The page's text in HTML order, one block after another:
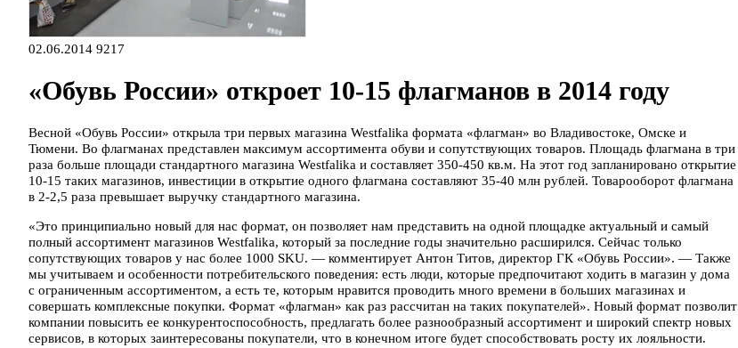
02.06.2014 9217
«Обувь России» откроет 10-15 флагманов в 2014 году
Весной «Обувь России» открыла три первых магазина Westfalika формата «флагман» во Владивостоке, Омске и
Тюмени. Во флагманах представлен максимум ассортимента обуви и сопутствующих товаров. Площадь флагмана в три
раза больше площади стандартного магазина Westfalika и составляет 350-450 кв.м. На этот год запланировано открытие
10-15 таких магазинов, инвестиции в открытие одного флагмана составляют 35-40 млн рублей. Товарооборот флагмана
в 2-2,5 раза превышает выручку стандартного магазина.
«Это принципиально новый для нас формат, он позволяет нам представить на одной площадке актуальный и самый
полный ассортимент магазинов Westfalika, который за последние годы значительно расширился. Сейчас только
сопутствующих товаров у нас более 1000 SKU. — комментирует Антон Титов, директор ГК «Обувь России». — Также
мы учитываем и особенности потребительского поведения: есть люди, которые предпочитают ходить в магазин у дома
с ограниченным ассортиментом, а есть те, которым нравится проводить много времени в больших магазинах и
совершать комплексные покупки. Формат «флагман» как раз рассчитан на таких покупателей». Новый формат позволит
компании повысить ее конкурентоспособность, предлагать более разнообразный ассортимент и широкий спектр новых
сервисов, в которых заинтересованы покупатели, что в конечном итоге будет способствовать росту их лояльности.